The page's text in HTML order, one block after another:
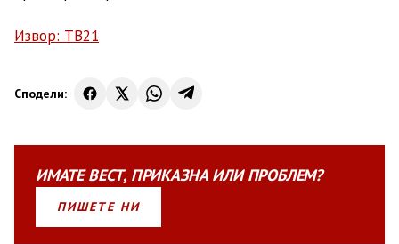
Извор: ТВ21
Сподели:
ИМАТЕВЕСТ, ПРИКАЗНАИЛИПРОБЛЕМ?
ПИШЕТЕ НИ